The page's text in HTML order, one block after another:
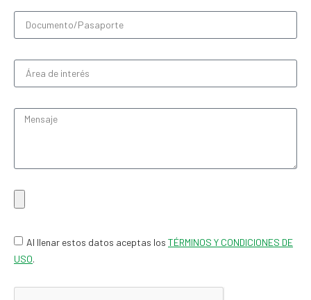
Al llenar estos datos aceptas los TÉRMINOS Y CONDICIONES DE
USO